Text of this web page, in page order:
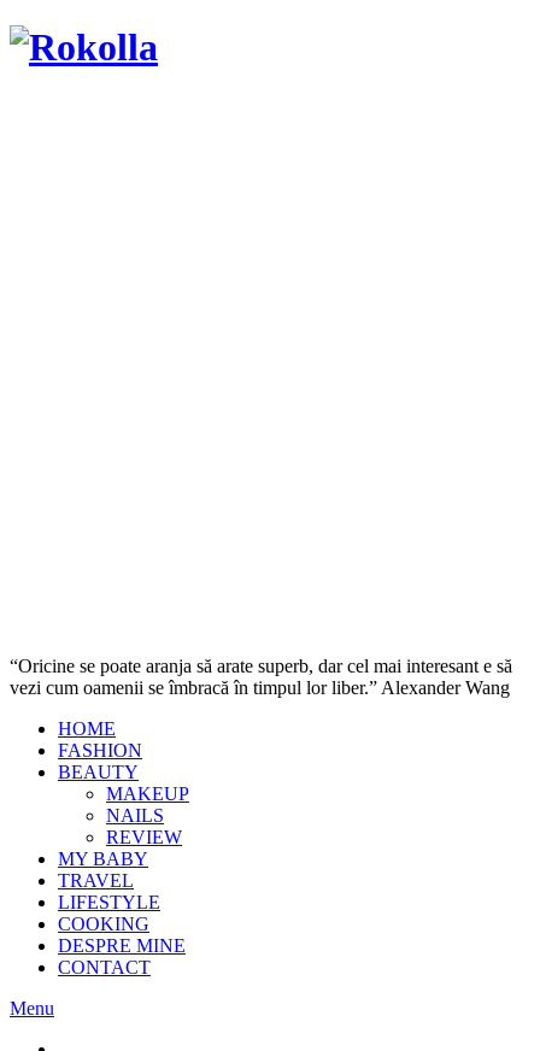
“Oricine se poate aranja să arate superb, dar cel mai interesant e să
vezi cum oamenii se îmbracă în timpul lor liber.” Alexander Wang
HOME
FASHION
BEAUTY
MAKEUP
NAILS
REVIEW
MY BABY
TRAVEL
LIFESTYLE
COOKING
DESPRE MINE
CONTACT
Menu